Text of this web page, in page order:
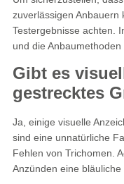
zuverlässigen
Testergebnisse achten.
und die Anbaumethoden
Gibt es
gestrecktes
Ja, einige visuelle
sind eine unnatürliche
Fehlen von Trichomen.
Anzünden eine